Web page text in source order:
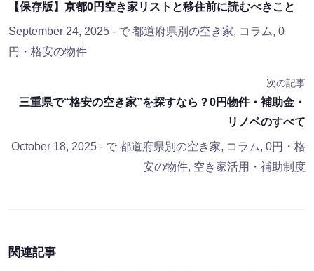
【保存版】京都0円空き家リストと移住前に読むべきこと
September 24, 2025 - で 都道府県別の空き家, コラム, 0
円・格安の物件
次の記事
三重県で“格安の空き家”を探すなら？0円物件・補助金・
リノベのすべて
October 18, 2025 - で 都道府県別の空き家, コラム, 0円・格
安の物件, 空き家活用・補助制度
関連記事